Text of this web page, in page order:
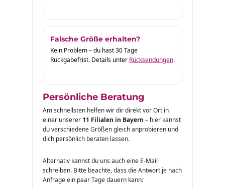
Falsche Größe erhalten?
Kein Problem – du hast 30 Tage
Rückgabefrist. Details unter Rücksendungen.
Persönliche Beratung
Am schnellsten helfen wir dir direkt vor Ort in
einer unserer 11 Filialen in Bayern – hier kannst
du verschiedene Größen gleich anprobieren und
dich persönlich beraten lassen.
Alternativ kannst du uns auch eine E-Mail
schreiben. Bitte beachte, dass die Antwort je nach
Anfrage ein paar Tage dauern kann: